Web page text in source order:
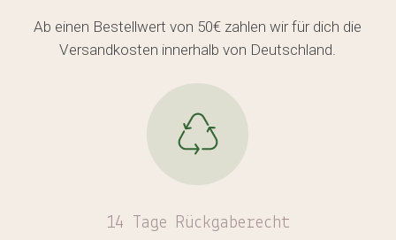
Ab einen Bestellwert von 50€ zahlen wir für dich die
Versandkosten innerhalb von Deutschland.
14 Tage Rückgaberecht